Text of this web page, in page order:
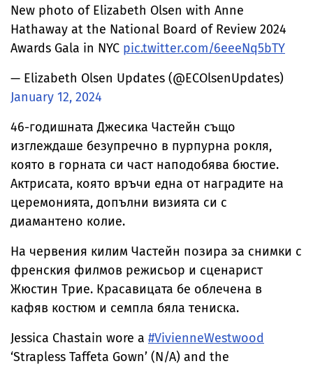
New photo of Elizabeth Olsen with Anne
Hathaway at the National Board of Review 2024
Awards Gala in NYC pic.twitter.com/6eeeNq5bTY
— Elizabeth Olsen Updates (@ECOlsenUpdates)
January 12, 2024
46-годишната Джесика Частейн също
изглеждаше безупречно в пурпурна рокля,
която в горната си част наподобява бюстие.
Актрисата, която връчи една от наградите на
церемонията, допълни визията си с
диамантено колие.
На червения килим Частейн позира за снимки с
френския филмов режисьор и сценарист
Жюстин Трие. Красавицата бе облечена в
кафяв костюм и семпла бяла тениска.
Jessica Chastain wore a #VivienneWestwood
‘Strapless Taffeta Gown’ (N/A) and the